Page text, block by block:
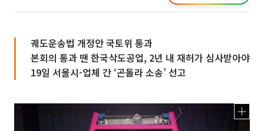
궤도운송법 개정안 국토위 통과
본회의 통과 땐 한국삭도공업, 2년 내 재허가 심사받아야
19일 서울시-업체 간 ‘곤돌라 소송’ 선고